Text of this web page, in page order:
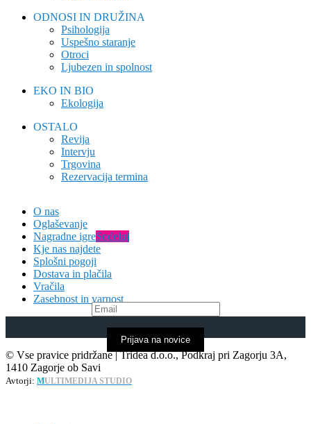
ODNOSI IN DRUŽINA
Psihologija
Uspešno staranje
Otroci
Ljubezen in spolnost
EKO IN BIO
Ekologija
OSTALO
Revija
Intervju
Trgovina
Rezervacija termina
O nas
Oglaševanje
Nagradne igreSodeluj
Kje nas najdete
Splošni pogoji
Dostava in plačila
Vračila
Zasebnost in varnost
Prijava na novice
© Vse pravice pridržane | Tridea d.o.o., Podkraj pri Zagorju 3A,
1410 Zagorje ob Savi
Avtorji: MULTIMEDIJA STUDIO